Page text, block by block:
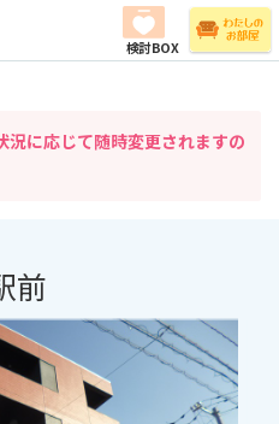
検討BOX
に応じて随時変更されますの
前